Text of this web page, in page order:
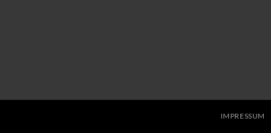
IMPRESSUM